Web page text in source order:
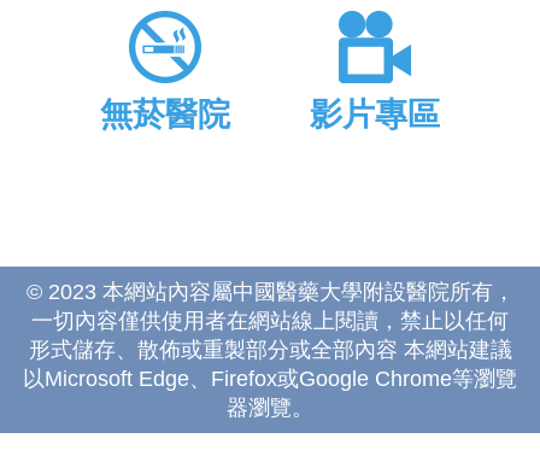
無菸醫院 影片專區
© 2023 本網站內容屬中國醫藥大學附設醫院所有，
一切內容僅供使用者在網站線上閱讀，禁止以任何
形式儲存、散佈或重製部分或全部內容 本網站建議
以Microsoft Edge、Firefox或Google Chrome等瀏覽
器瀏覽。